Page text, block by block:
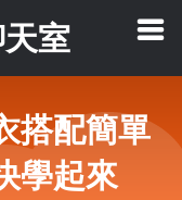
室
搭配簡單
學起來